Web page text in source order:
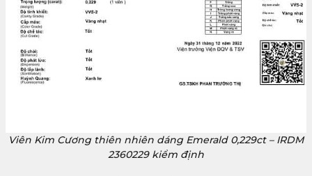
Viên Kim Cương thiên nhiên dáng Emerald 0,229ct – IRDM
2360229 kiểm định